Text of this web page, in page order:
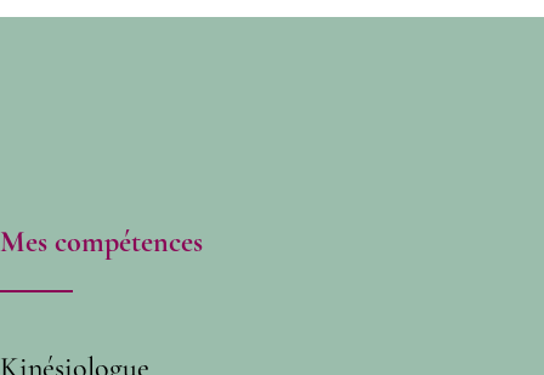
Mes compétences